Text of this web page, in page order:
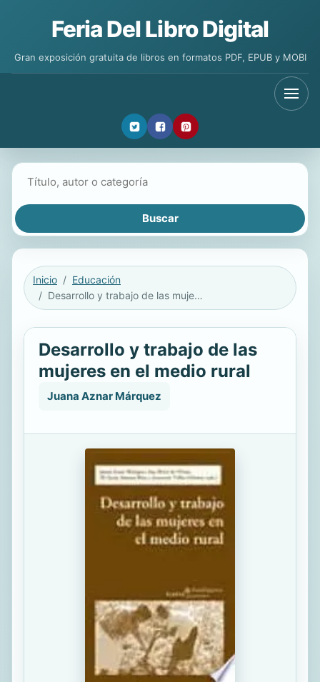
Feria Del Libro Digital
Gran exposición gratuita de libros en formatos PDF, EPUB y MOBI
Inicio
Educación
Desarrollo y trabajo de las mujeres en el medio rural
Desarrollo y trabajo de las
mujeres en el medio rural
Juana Aznar Márquez